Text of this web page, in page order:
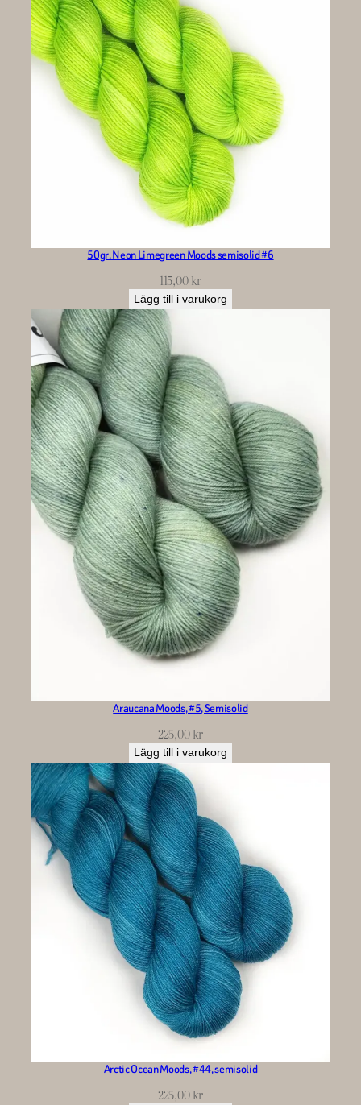
50gr. Neon Limegreen Moods semisolid #6
115,00kr
Lägg till i varukorg
Araucana Moods, #5, Semisolid
225,00kr
Lägg till i varukorg
Arctic Ocean Moods, #44, semisolid
225,00kr